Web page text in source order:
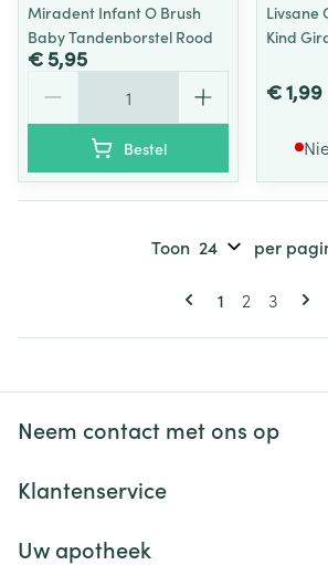
Miradent Infant O Brush
Baby Tandenborstel Rood
€ 5,95
Bestel
Livsane
Kind
€ 1,99
Pagina's
U lees
1 Pagina
2 Pagina
3
Toon per
Neem contact met ons op
Klantenservice
Uw apotheek